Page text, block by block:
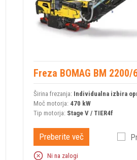
Freza BOMAG BM 2200/
Širina frezanja: Individualna izbira
Moč motorja: 470 kW
Tip motorja: Stage V / TIER4f
Preberite več
Ni na zalogi